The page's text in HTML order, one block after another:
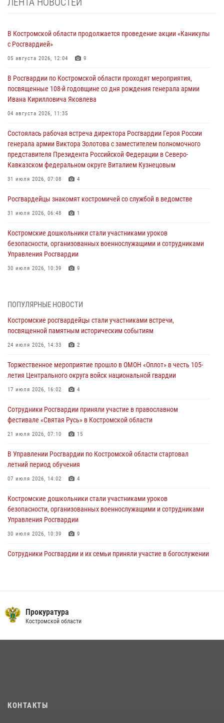
В Костромской области продолжается проведение акции «Каникулы
с Росгвардией»
05 августа 2026, 12:04 9
В Росгвардии по Костромской области проходят мероприятия,
посвященные 108-й годовщине со дня рождения генерала армии
Ивана Кирилловича Яковлева
04 августа 2026, 11:35
Состоялась рабочая встреча директора Росгвардии Героя России
генерала армии Виктора Золотова с заместителем полномочного
представителя Президента Российской Федерации в Северо-
Кавказском федеральном округе Виталием Кузнецовым
31 июля 2026, 07:08 4
Росгвардейцы знакомят костромичей со службой в ведомстве
31 июля 2026, 06:48 1
Костромские дошкольники стали участниками уроков
безопасности, организованных военнослужащими и сотрудниками
Управления Росгвардии
30 июля 2026, 10:39 9
Cотрудники Росгвардии и их семьи приняли участие в богослужении
в честь князя Владимира в Костроме
Более пятидесяти поступивших сигналов отработали костромские
росгвардейцы за прошедшую неделю
«Росгвардия. Вехи истории»: послевоенный опыт войск
правопорядка за пределами СССР (видео)
Костромские росгвардейцы стали участниками встречи,
посвященной памятным историческим событиям
ПОПУЛЯРНЫЕ НОВОСТИ
Костромские росгвардейцы стали участниками встречи,
посвященной памятным историческим событиям
24 июля 2026, 14:33 2
Торжественное мероприятие прошло в ОМОН «Оплот» в честь 105-
летия Центрального округа войск национальной гвардии
17 июля 2026, 16:02 4
Сотрудники Росгвардии приняли участие в православном
фестивале «Святая Русь» в Костромской области
21 июля 2026, 07:10 15
В Управлении Росгвардии по Костромской области стартовал
летний период обучения
07 июля 2026, 14:02 4
Костромские дошкольники стали участниками уроков
безопасности, организованных военнослужащими и сотрудниками
Управления Росгвардии
30 июля 2026, 10:39 9
Cотрудники Росгвардии и их семьи приняли участие в богослужении
области
08 июля 2026, 07:12 15
Прокуратура
Костромской области
КОНТАКТЫ